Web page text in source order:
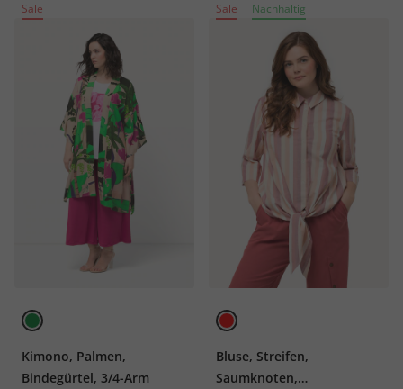
Sale
Kimono, Palmen,
Bindegürtel, 3/4-Arm
Sale Nachhaltig
Bluse, Streifen,
Saumknoten,